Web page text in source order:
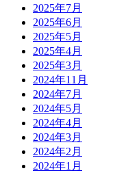
2025年7月
2025年6月
2025年5月
2025年4月
2025年3月
2024年11月
2024年7月
2024年5月
2024年4月
2024年3月
2024年2月
2024年1月